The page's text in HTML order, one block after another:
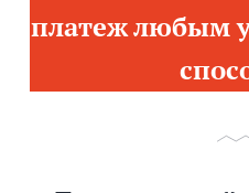
платеж любым